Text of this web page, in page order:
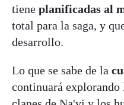
tiene planificadas al
total para la saga, y
desarrollo.
Lo que se sabe de la
continuará